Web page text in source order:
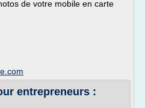
de votre mobile en carte
entrepreneurs :